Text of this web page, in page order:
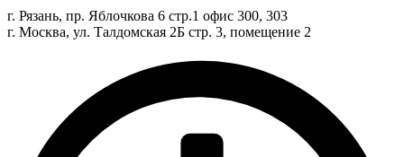
г. Рязань, пр. Яблочкова 6 стр.1 офис 300, 303
г. Москва, ул. Талдомская 2Б стр. 3, помещение 2